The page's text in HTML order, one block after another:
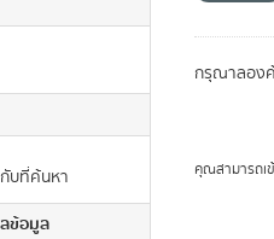
บที่ค้นหา
ข้อมูล
กรุณาลอง
คุณสามารถเ